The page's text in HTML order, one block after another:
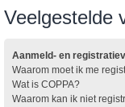
Veelgestelde
Aanmeld- en
Waarom moet ik me
Wat is COPPA?
Waarom kan ik niet